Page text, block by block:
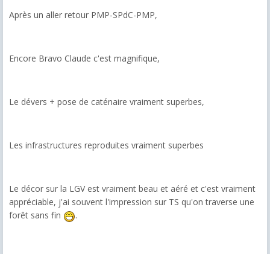
Après un aller retour PMP-SPdC-PMP,
Encore Bravo Claude c'est magnifique,
Le dévers + pose de caténaire vraiment superbes,
Les infrastructures reproduites vraiment superbes
Le décor sur la LGV est vraiment beau et aéré et c'est vraiment
appréciable, j'ai souvent l'impression sur TS qu'on traverse une
forêt sans fin
.